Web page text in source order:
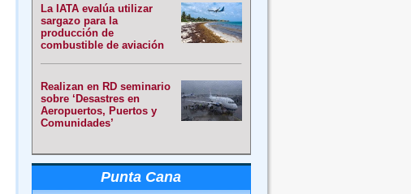
La IATA evalúa utilizar
sargazo para la
producción de
combustible de aviación
Realizan en RD seminario
sobre ‘Desastres en
Aeropuertos, Puertos y
Comunidades’
Punta Cana